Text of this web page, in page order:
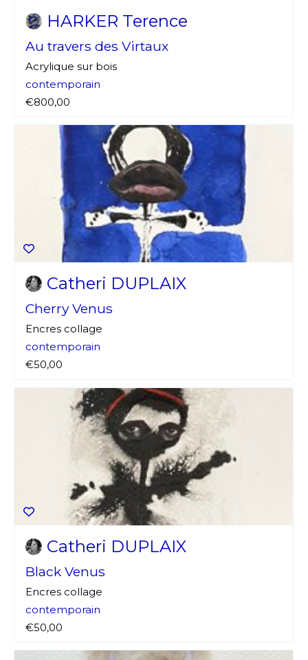
HARKER Terence
Au travers des Virtaux
Acrylique sur bois
contemporain
€800,00
Catheri DUPLAIX
Cherry Venus
Encres collage
contemporain
€50,00
Catheri DUPLAIX
Black Venus
Encres collage
contemporain
€50,00